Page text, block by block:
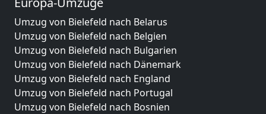
Umzug von Bielefeld nach Belarus
Umzug von Bielefeld nach Belgien
Umzug von Bielefeld nach Bulgarien
Umzug von Bielefeld nach Dänemark
Umzug von Bielefeld nach England
Umzug von Bielefeld nach Portugal
Umzug von Bielefeld nach Bosnien